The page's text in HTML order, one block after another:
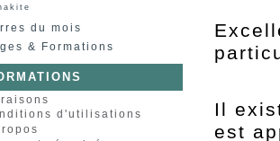
du mois
& Formations
d'utilisations
Il
est